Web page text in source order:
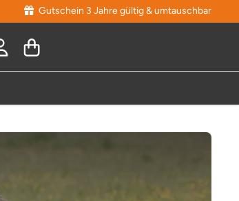
Gutschein 3 Jahre gültig & umtauschbar